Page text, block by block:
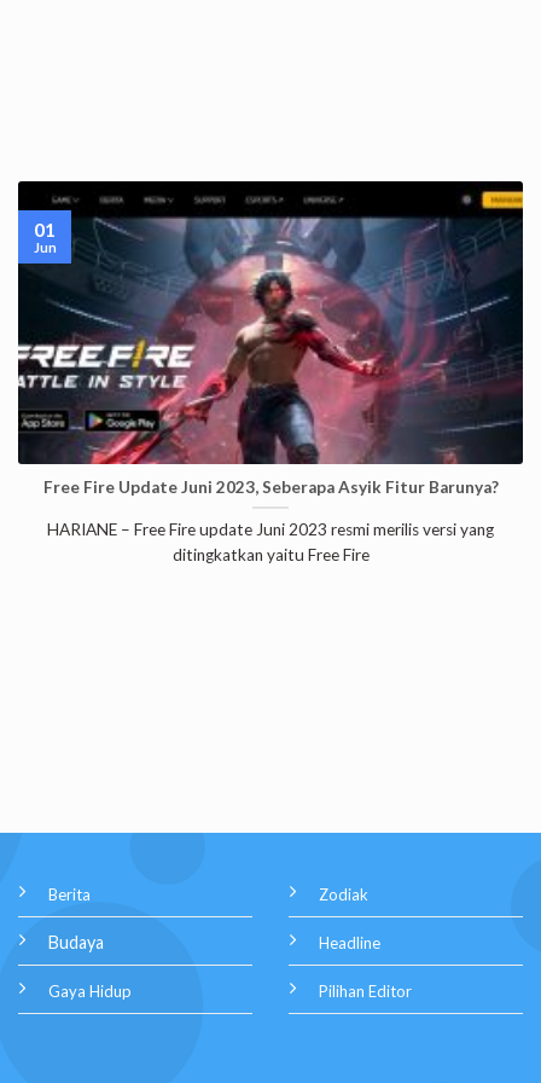
Free Fire Update Juni 2023, Seberapa Asyik Fitur Barunya?
HARIANE – Free Fire update Juni 2023 resmi merilis versi yang
ditingkatkan yaitu Free Fire
01
Jun
Berita
Budaya
Gaya Hidup
Zodiak
Headline
Pilihan Editor